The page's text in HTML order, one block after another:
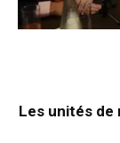
Les unités de